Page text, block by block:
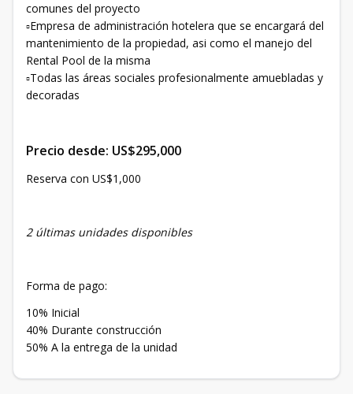
comunes del proyecto
▫️Empresa de administración hotelera que se encargará del
mantenimiento de la propiedad, asi como el manejo del
Rental Pool de la misma
▫️Todas las áreas sociales profesionalmente amuebladas y
decoradas
Precio desde: US$295,000
Reserva con US$1,000
2 últimas unidades disponibles
Forma de pago:
10% Inicial
40% Durante construcción
50% A la entrega de la unidad